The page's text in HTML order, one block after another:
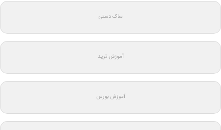
ساک دستی
آموزش ترید
آموزش بورس